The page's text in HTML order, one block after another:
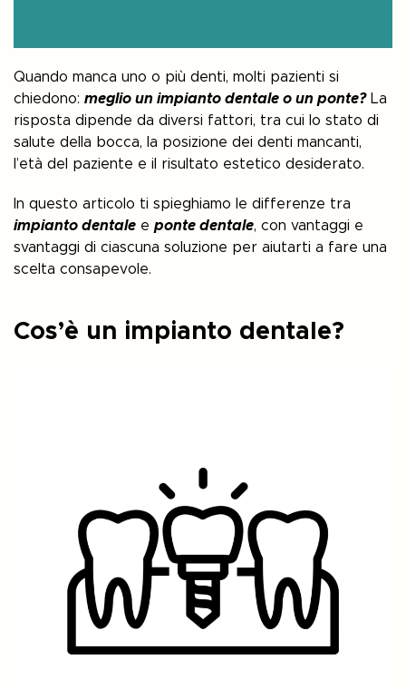
Quando manca uno o più denti, molti pazienti si
chiedono: meglio un impianto dentale o un ponte?La
risposta dipende da diversi fattori, tra cui lo stato di
salute della bocca, la posizione dei denti mancanti,
l’età del paziente e il risultato estetico desiderato.
In questo articolo ti spieghiamo le differenze tra
impianto dentale e ponte dentale, con vantaggi e
svantaggi di ciascuna soluzione per aiutarti a fare una
scelta consapevole.
Cos’è un impianto dentale?